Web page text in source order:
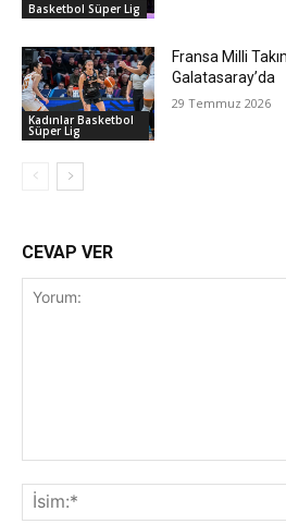
Basketbol Süper Lig
Kadınlar Basketbol
Süper Lig
Fransa Milli
Galatasaray’da
29 Temmuz 2026
CEVAP VER